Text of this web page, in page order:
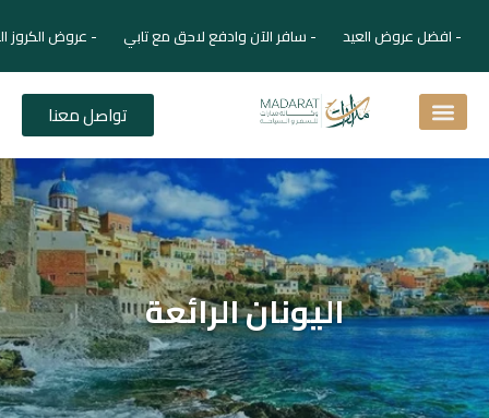
- افضل عروض العيد - سافر الآن وادفع لاحق مع تابي - عروض الكروز
تواصل معنا
اليونان الرائعة